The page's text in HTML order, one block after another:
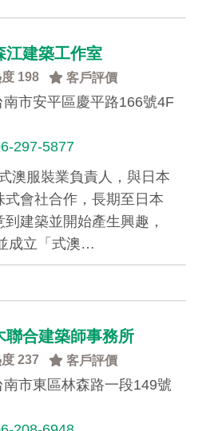
江建築工作室
198 客戶評價
市安平區慶平路166號4F
297-5877
澳服裝業負責人，與日本
會社合作，長期至日本
建築並開始產生興趣，
成立「式澳…
聯合建築師事務所
237 客戶評價
市東區林森路一段149號